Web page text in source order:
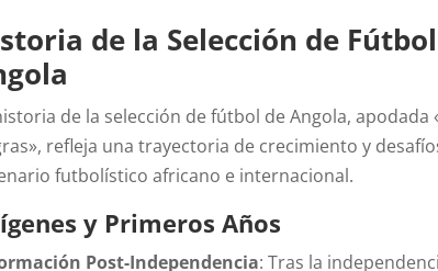
de la Selección de
de la selección de fútbol de Angola, apodada
refleja una trayectoria de crecimiento y
futbolístico africano e internacional.
y Primeros Años
Post-Independencia: Tras la